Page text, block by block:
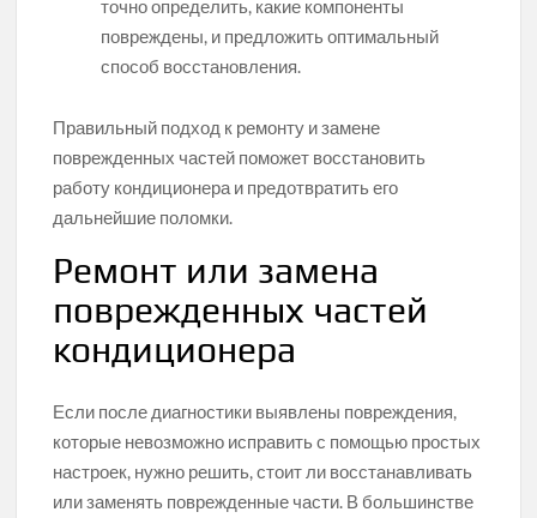
точно определить, какие компоненты
повреждены, и предложить оптимальный
способ восстановления.
Правильный подход к ремонту и замене
поврежденных частей поможет восстановить
работу кондиционера и предотвратить его
дальнейшие поломки.
Ремонт или замена
поврежденных частей
кондиционера
Если после диагностики выявлены повреждения,
которые невозможно исправить с помощью простых
настроек, нужно решить, стоит ли восстанавливать
или заменять поврежденные части. В большинстве